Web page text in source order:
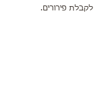
לקבלת פירורים.